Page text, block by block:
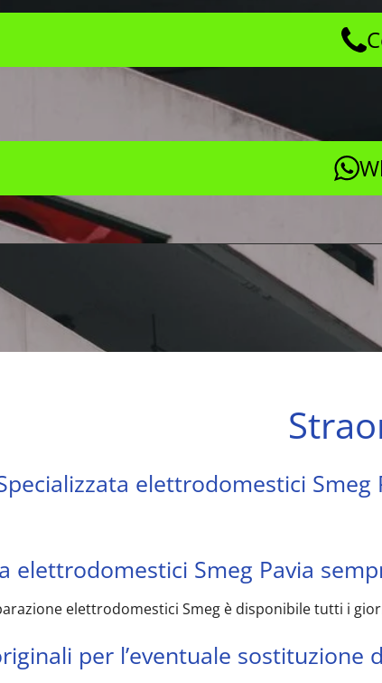
elettrodomestici Smeg
elettrodomestici Smeg Pavia
elettrodomestici Smeg è disponibile tutti i
per l’eventuale sostituzione